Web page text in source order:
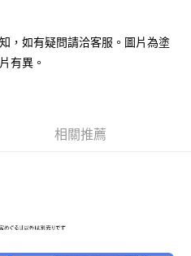
大用戶可立即使用無須另外申請。
單成立後會自動跳轉到大哥付的交易
期數、繳款截止日，確認付款後即完
，如有疑問請洽客服。圖片為塗
有異。
相關推薦